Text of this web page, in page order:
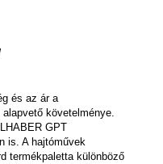
és az ár a
követelménye.
GPT
is. A hajtóművek
termékpaletta különböző